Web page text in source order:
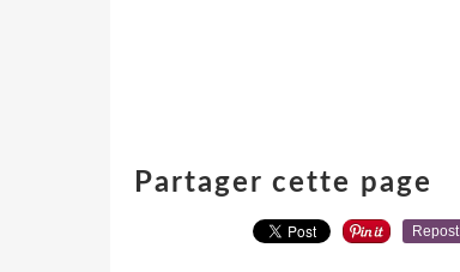
Partager cette page
Repost